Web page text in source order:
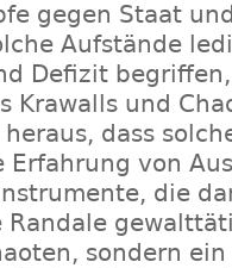
gegen Staat
Aufstände
Defizit
Krawalls und
dass
von
die
Randale
sondern ein